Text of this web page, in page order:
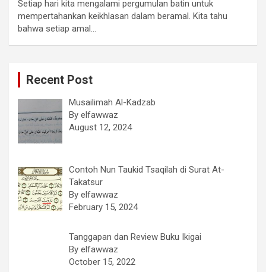
Setiap hari kita mengalami pergumulan batin untuk
mempertahankan keikhlasan dalam beramal. Kita tahu
bahwa setiap amal…
Recent Post
Musailimah Al-Kadzab
By elfawwaz
August 12, 2024
Contoh Nun Taukid Tsaqilah di Surat At-
Takatsur
By elfawwaz
February 15, 2024
Tanggapan dan Review Buku Ikigai
By elfawwaz
October 15, 2022